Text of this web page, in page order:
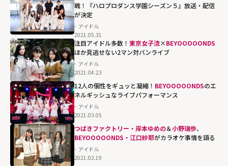
戦！『ハロプロダンス学園シーズン５』放送・配信
が決定
アイドル
2021.05.31
注目アイドル多数！ 東京女子流×BEYOOOOONDS
ほか見逃せない2マン対バンライブ
アイドル
2021.04.23
12人の個性をギュッと凝縮！ BEYOOOOONDSのエ
ネルギッシュなライブパフォーマンス
アイドル
2021.03.05
つばきファクトリー・岸本ゆめの＆小野瑞歩、
BEYOOOOONDS・江口紗耶がカラオケ事情を語る
アイドル
2021.02.19